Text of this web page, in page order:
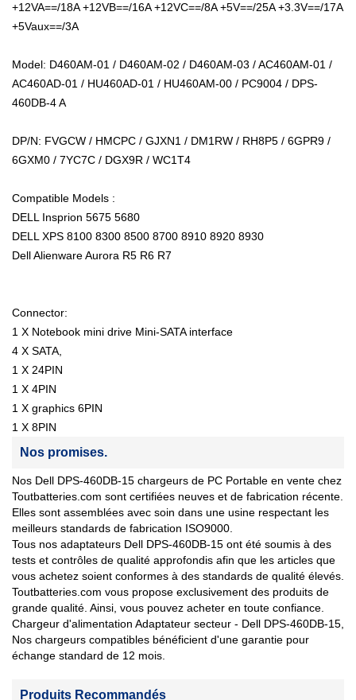
+12VA==/18A +12VB==/16A +12VC==/8A +5V==/25A +3.3V==/17A
+5Vaux==/3A
Model: D460AM-01 / D460AM-02 / D460AM-03 / AC460AM-01 /
AC460AD-01 / HU460AD-01 / HU460AM-00 / PC9004 / DPS-
460DB-4 A
DP/N: FVGCW / HMCPC / GJXN1 / DM1RW / RH8P5 / 6GPR9 /
6GXM0 / 7YC7C / DGX9R / WC1T4
Compatible Models :
DELL Insprion 5675 5680
DELL XPS 8100 8300 8500 8700 8910 8920 8930
Dell Alienware Aurora R5 R6 R7
Connector:
1 X Notebook mini drive Mini-SATA interface
4 X SATA,
1 X 24PIN
1 X 4PIN
1 X graphics 6PIN
1 X 8PIN
Nos promises.
Nos Dell DPS-460DB-15 chargeurs de PC Portable en vente chez
Toutbatteries.com sont certifiées neuves et de fabrication récente.
Elles sont assemblées avec soin dans une usine respectant les
meilleurs standards de fabrication ISO9000.
Tous nos adaptateurs Dell DPS-460DB-15 ont été soumis à des
tests et contrôles de qualité approfondis afin que les articles que
vous achetez soient conformes à des standards de qualité élevés.
Toutbatteries.com vous propose exclusivement des produits de
grande qualité. Ainsi, vous pouvez acheter en toute confiance.
Chargeur d'alimentation Adaptateur secteur - Dell DPS-460DB-15,
Nos chargeurs compatibles bénéficient d'une garantie pour
échange standard de 12 mois.
Produits Recommandés